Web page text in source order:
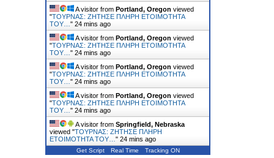
A visitor from Portland, Oregon viewed
"ΤΟΥΡΝΑΣ: ΖΗΤΗΣΕ ΠΛΗΡΗ ΕΤΟΙΜΟΤΗΤΑ
ΤΟΥ… " 24 mins ago
A visitor from Portland, Oregon viewed
"ΤΟΥΡΝΑΣ: ΖΗΤΗΣΕ ΠΛΗΡΗ ΕΤΟΙΜΟΤΗΤΑ
ΤΟΥ… " 24 mins ago
A visitor from Portland, Oregon viewed
"ΤΟΥΡΝΑΣ: ΖΗΤΗΣΕ ΠΛΗΡΗ ΕΤΟΙΜΟΤΗΤΑ
ΤΟΥ… " 24 mins ago
A visitor from Portland, Oregon viewed
"ΤΟΥΡΝΑΣ: ΖΗΤΗΣΕ ΠΛΗΡΗ ΕΤΟΙΜΟΤΗΤΑ
ΤΟΥ… " 24 mins ago
A visitor from Springfield, Nebraska
viewed "ΤΟΥΡΝΑΣ: ΖΗΤΗΣΕ ΠΛΗΡΗ
ΕΤΟΙΜΟΤΗΤΑ ΤΟΥ… " 24 mins ago
Get Script Real Time Tracking ON